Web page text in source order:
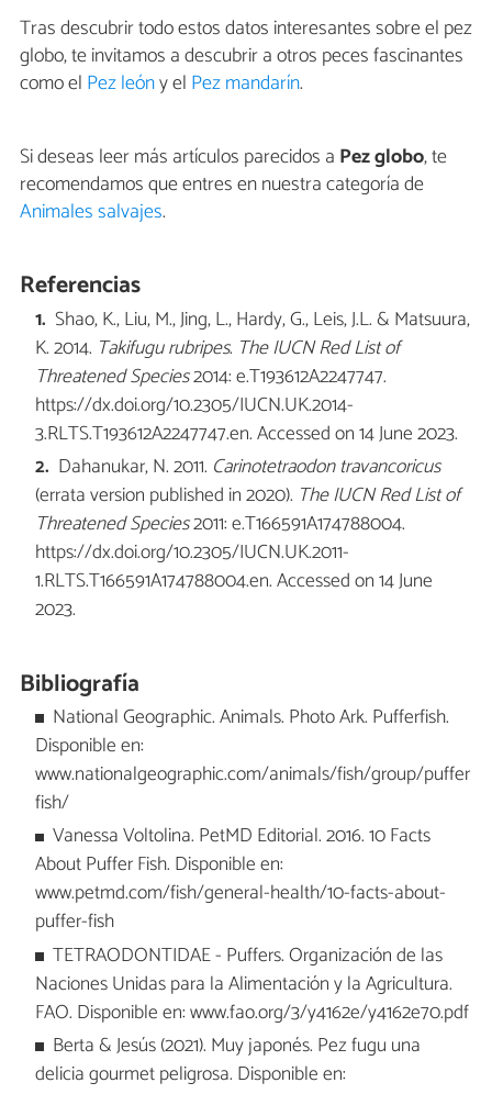
Tras descubrir todo estos datos interesantes sobre el pez
globo, te invitamos a descubrir a otros peces fascinantes
como el Pez leóny el Pez mandarín.
Si deseas leer más artículos parecidos a Pez globo, te
recomendamos que entres en nuestra categoría de
Animales salvajes.
Referencias
Shao, K., Liu, M., Jing, L., Hardy, G., Leis, J.L. & Matsuura,
K. 2014. Takifugu rubripes. The IUCN Red List of
Threatened Species2014: e.T193612A2247747.
https://dx.doi.org/10.2305/IUCN.UK.2014-
3.RLTS.T193612A2247747.en. Accessed on 14 June 2023.
Dahanukar, N. 2011. Carinotetraodon travancoricus
(errata version published in 2020). The IUCN Red List of
Threatened Species2011: e.T166591A174788004.
https://dx.doi.org/10.2305/IUCN.UK.2011-
1.RLTS.T166591A174788004.en. Accessed on 14 June
2023.
Bibliografía
National Geographic. Animals. Photo Ark. Pufferfish.
Disponible en:
www.nationalgeographic.com/animals/fish/group/puffer
fish/
Vanessa Voltolina. PetMD Editorial. 2016. 10 Facts
About Puffer Fish. Disponible en:
www.petmd.com/fish/general-health/10-facts-about-
puffer-fish
TETRAODONTIDAE - Puffers. Organización de las
Naciones Unidas para la Alimentación y la Agricultura.
FAO. Disponible en: www.fao.org/3/y4162e/y4162e70.pdf
Berta & Jesús (2021). Muy japonés. Pez fugu una
delicia gourmet peligrosa. Disponible en: